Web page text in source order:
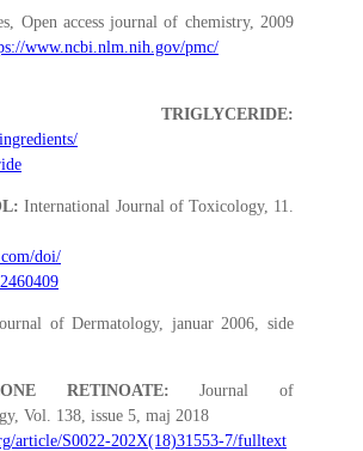
Open access journal of chemistry, 2009
www.ncbi.nlm.nih.gov/pmc/
TRIGLYCERIDE:
International Journal of Toxicology, 11.
doi/
of Dermatology, januar 2006, side
RETINOATE: Journal of
Vol. 138, issue 5, maj 2018
article/S0022-202X(18)31553-7/fulltext